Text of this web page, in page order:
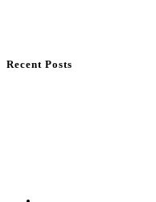
Recent Posts